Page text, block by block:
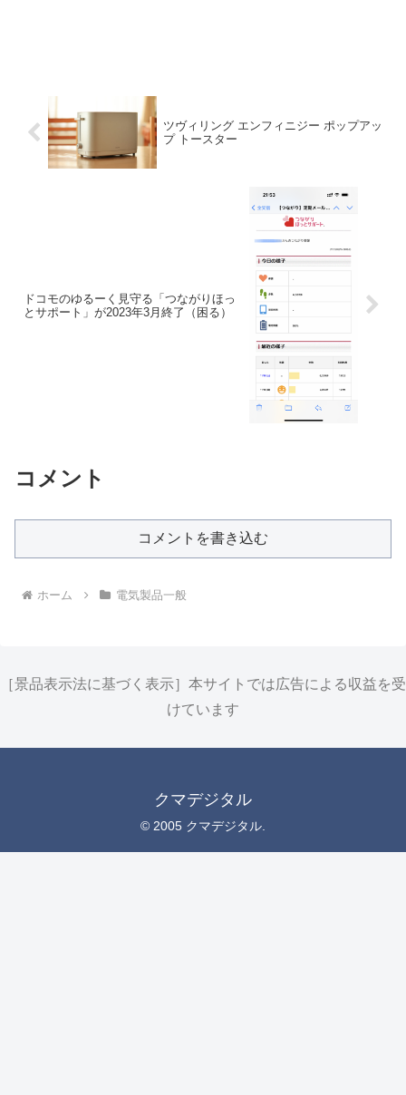
ツヴィリング エンフィニジー ポップアッ
プ トースター
ドコモのゆるーく見守る「つながりほっ
とサポート」が2023年3月終了（困る）
コメント
コメントを書き込む
ホーム 電気製品一般
［景品表示法に基づく表示］本サイトでは広告による収益を受
けています
クマデジタル
© 2005 クマデジタル.